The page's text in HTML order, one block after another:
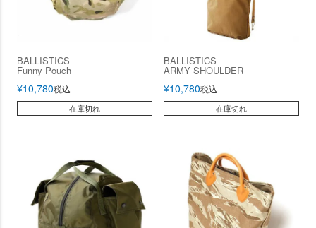
BALLISTICS
Funny Pouch
¥10,780税込
在庫切れ
BALLISTICS
ARMY SHOULDER
¥10,780税込
在庫切れ